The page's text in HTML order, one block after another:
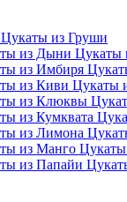
Цукаты из Груши
Цукаты
Цукаты